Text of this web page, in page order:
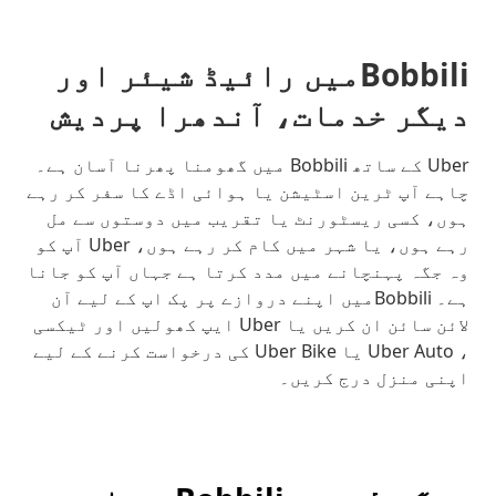
Bobbiliمیں رائیڈ شیئر اور
دیگر خدمات، آندھرا پردیش
Uber کے ساتھ Bobbili میں گھومنا پھرنا آسان ہے۔
چاہے آپ ٹرین اسٹیشن یا ہوائی اڈے کا سفر کر رہے
ہوں، کسی ریسٹورنٹ یا تقریب میں دوستوں سے مل
رہے ہوں، یا شہر میں کام کر رہے ہوں، Uber آپ کو
وہ جگہ پہنچانے میں مدد کرتا ہے جہاں آپ کو جانا
ہے۔ Bobbiliمیں اپنے دروازے پر پک اپ کے لیے آن
لائن سائن ان کریں یا Uber ایپ کھولیں اور ٹیکسی
، Uber Auto یا Uber Bike کی درخواست کرنے کے لیے
اپنی منزل درج کریں۔